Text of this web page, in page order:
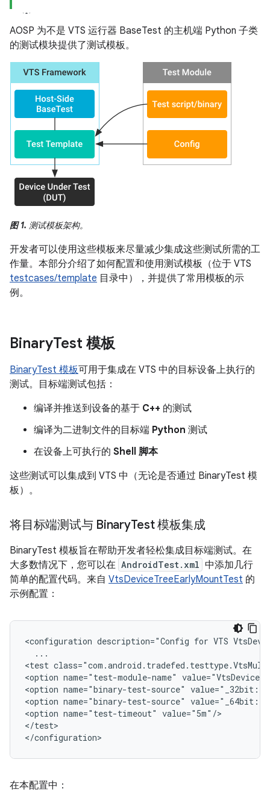
AOSP 为不是 VTS 运行器 BaseTest 的主机端 Python 子类
的测试模块提供了测试模板。
图 1. 测试模板架构。
开发者可以使用这些模板来尽量减少集成这些测试所需的工
作量。本部分介绍了如何配置和使用测试模板（位于 VTS
testcases/template 目录中），并提供了常用模板的示
例。
BinaryTest 模板
BinaryTest 模板可用于集成在 VTS 中的目标设备上执行的
测试。目标端测试包括：
编译并推送到设备的基于 C++ 的测试
编译为二进制文件的目标端 Python 测试
在设备上可执行的 Shell 脚本
这些测试可以集成到 VTS 中（无论是否通过 BinaryTest 模
板）。
将目标端测试与 BinaryTest 模板集成
BinaryTest 模板旨在帮助开发者轻松集成目标端测试。在
大多数情况下，您可以在 AndroidTest.xml 中添加几行
简单的配置代码。来自 VtsDeviceTreeEarlyMountTest 的
示例配置：
<configuration description="Config for VTS
  ...
<test
<option name="test-module-name"
<option name="binary-test-source"
<option name="binary-test-source"
<option name="test-timeout" value="5m"/>
</test>
在本配置中：